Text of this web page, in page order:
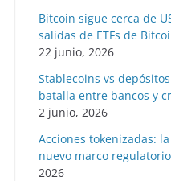
Bitcoin sigue cerca de
salidas de ETFs de
22 junio, 2026
Stablecoins vs
batalla entre bancos y
2 junio, 2026
Acciones tokenizadas:
nuevo marco regulatorio
2026